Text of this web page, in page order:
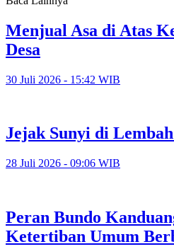
Menjual Asa di Atas
Desa
30 Juli 2026 - 15:42 WIB
Jejak Sunyi di
28 Juli 2026 - 09:06 WIB
Peran Bundo
Ketertiban Umum